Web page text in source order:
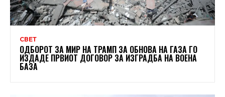
СВЕТ
ОДБОРОТ ЗА МИР НА ТРАМП ЗА ОБНОВА НА ГАЗА ГО
ИЗДАДЕ ПРВИОТ ДОГОВОР ЗА ИЗГРАДБА НА ВОЕНА
БАЗА